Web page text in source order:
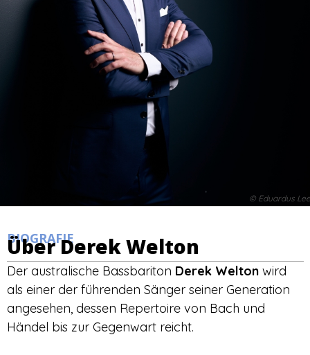
© Eduardus Lee
BIOGRAFIE
Über Derek Welton
Der australische Bassbariton Derek Welton wird
als einer der führenden Sänger seiner Generation
angesehen, dessen Repertoire von Bach und
Händel bis zur Gegenwart reicht.